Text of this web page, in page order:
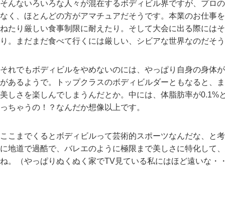
そんないろいろな人々が混在するボディビル界ですが、プロ
なく、ほとんどの方がアマチュアだそうです。本業のお仕事
ねたり厳しい食事制限に耐えたり。そして大会に出る際には
り。まだまだ食べて行くには厳しい、シビアな世界なのだそ
それでもボディビルをやめないのには、やっぱり自身の身体
があるようで。トップクラスのボディビルダーともなると、
美しさを楽しんでしまうんだとか。中には、体脂肪率が0.1%
っちゃうの！？なんだか想像以上です。
ここまでくるとボディビルって芸術的スポーツなんだな、と
に地道で過酷で、バレエのように極限まで美しさに特化して
ね。（やっぱりぬくぬく家でTV見ている私にはほど遠いな・